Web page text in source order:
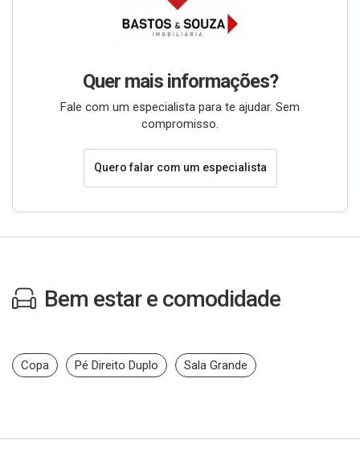
Quer mais informações?
Fale com um especialista para te ajudar. Sem
compromisso.
Quero falar com um especialista
Bem estar e comodidade
Copa Pé Direito Duplo Sala Grande